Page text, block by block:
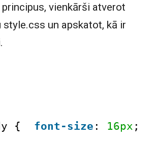
vienkārši atverot
un apskatot, kā ir
{ font-size : 16px ;